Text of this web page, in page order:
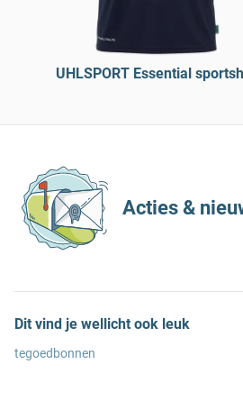
UHLSPORT Essential
Acties &
Dit vind je wellicht ook leuk
tegoedbonnen